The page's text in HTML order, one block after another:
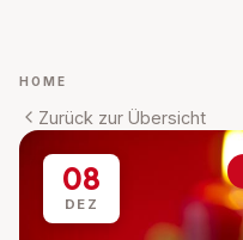
HOME
Zurück zur Übersicht
08
DEZ